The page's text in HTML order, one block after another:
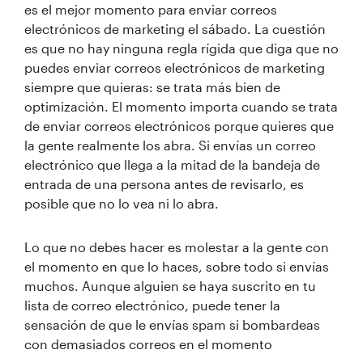
es el mejor momento para enviar correos
electrónicos de marketing el sábado. La cuestión
es que no hay ninguna regla rígida que diga que no
puedes enviar correos electrónicos de marketing
siempre que quieras: se trata más bien de
optimización. El momento importa cuando se trata
de enviar correos electrónicos porque quieres que
la gente realmente los abra. Si envías un correo
electrónico que llega a la mitad de la bandeja de
entrada de una persona antes de revisarlo, es
posible que no lo vea ni lo abra.
Lo que no debes hacer es molestar a la gente con
el momento en que lo haces, sobre todo si envías
muchos. Aunque alguien se haya suscrito en tu
lista de correo electrónico, puede tener la
sensación de que le envías spam si bombardeas
con demasiados correos en el momento